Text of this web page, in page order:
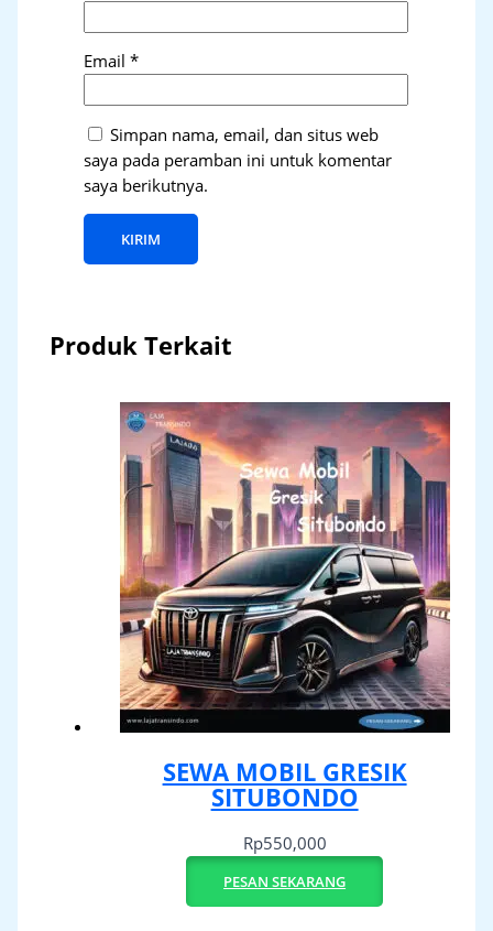
Email*
Simpan nama, email, dan situs web
saya pada peramban ini untuk komentar
saya berikutnya.
Produk Terkait
SEWA MOBIL GRESIK
SITUBONDO
Rp550,000
PESAN SEKARANG